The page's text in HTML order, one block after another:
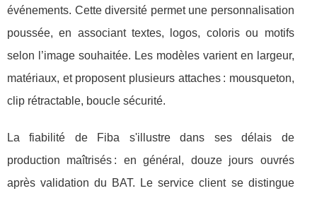
événements. Cette diversité permet une personnalisation
poussée, en associant textes, logos, coloris ou motifs
selon l’image souhaitée. Les modèles varient en largeur,
matériaux, et proposent plusieurs attaches : mousqueton,
clip rétractable, boucle sécurité.
La fiabilité de Fiba s'illustre dans ses délais de
production maîtrisés : en général, douze jours ouvrés
après validation du BAT. Le service client se distingue